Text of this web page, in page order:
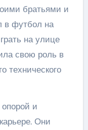
братьями и
в футбол на
на улице
свою роль в
технического
и
Они